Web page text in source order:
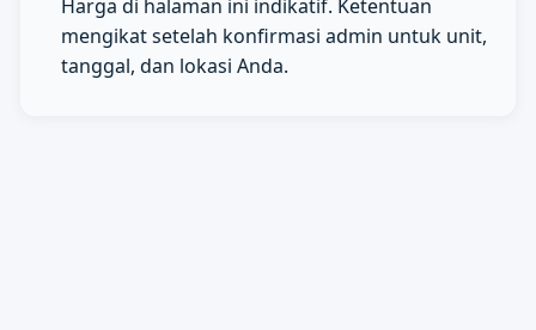
Harga di halaman ini indikatif. Ketentuan
mengikat setelah konfirmasi admin untuk unit,
tanggal, dan lokasi Anda.